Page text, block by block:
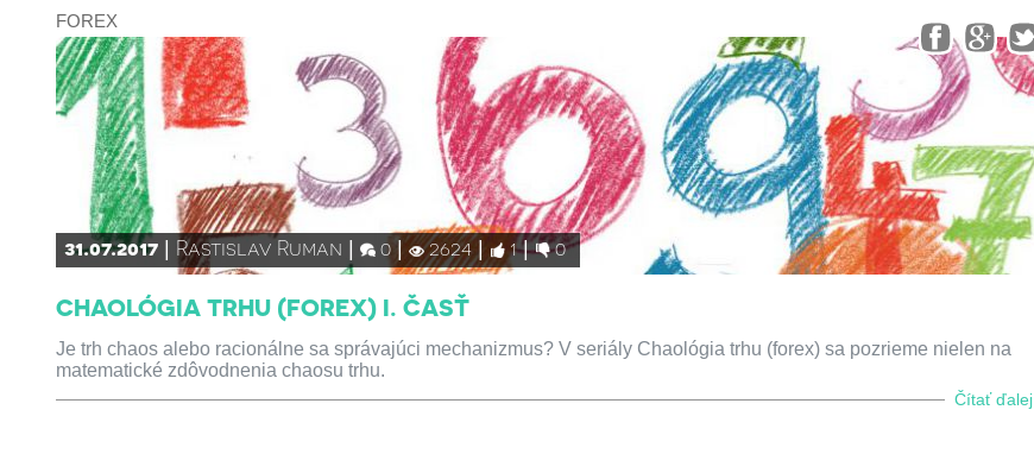
FOREX
31.07.2017 Rastislav Ruman 0 2624 1 0
CHAOLÓGIA TRHU (FOREX) I. ČASŤ
Je trh chaos alebo racionálne sa správajúci mechanizmus? V seriály Chaológia trhu (forex) sa pozrieme nielen na
matematické zdôvodnenia chaosu trhu.
Čítať ďalej